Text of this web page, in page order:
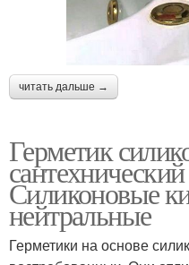
читать дальше →
Герметик
Силиконовые
нейтральные
Герметики на основе